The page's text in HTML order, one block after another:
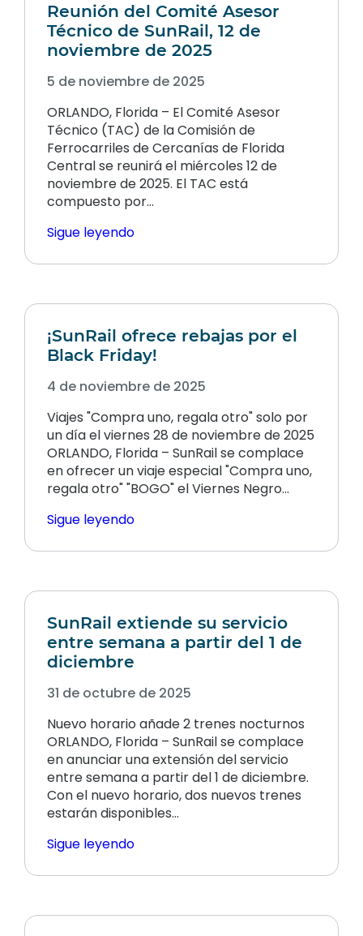
Reunión del Comité Asesor
Técnico de SunRail, 12 de
noviembre de 2025
5 de noviembre de 2025
ORLANDO, Florida – El Comité Asesor
Técnico (TAC) de la Comisión de
Ferrocarriles de Cercanías de Florida
Central se reunirá el miércoles 12 de
noviembre de 2025. El TAC está
compuesto por…
Sigue leyendo
¡SunRail ofrece rebajas por el
Black Friday!
4 de noviembre de 2025
Viajes "Compra uno, regala otro" solo por
un día el viernes 28 de noviembre de 2025
ORLANDO, Florida – SunRail se complace
en ofrecer un viaje especial "Compra uno,
regala otro" "BOGO" el Viernes Negro…
Sigue leyendo
SunRail extiende su servicio
entre semana a partir del 1 de
diciembre
31 de octubre de 2025
Nuevo horario añade 2 trenes nocturnos
ORLANDO, Florida – SunRail se complace
en anunciar una extensión del servicio
entre semana a partir del 1 de diciembre.
Con el nuevo horario, dos nuevos trenes
estarán disponibles…
Sigue leyendo